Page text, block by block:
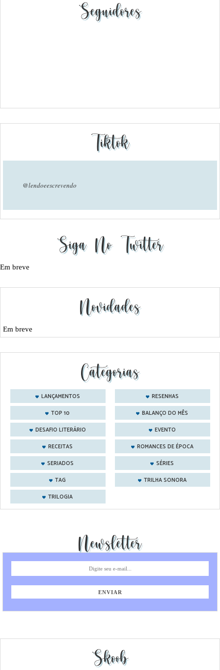
Seguidores
Tiktok
@lendoeescrevendo
Siga No Twitter
Em breve
Novidades
Em breve
Categorias
LANÇAMENTOS
RESENHAS
TOP 10
BALANÇO DO MÊS
DESAFIO LITERÁRIO
EVENTO
RECEITAS
ROMANCES DE ÉPOCA
SERIADOS
SÉRIES
TAG
TRILHA SONORA
TRILOGIA
Newsletter
Skoob